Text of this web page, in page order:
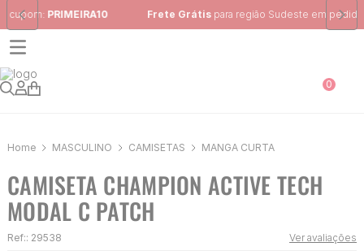
Frete Grátispara região Sudeste em pedidos acima de R$ 399,00
0
MASCULINO CAMISETAS MANGA CURTA
CAMISETA CHAMPION ACTIVE TECH
MODAL C PATCH
Ref:: 29538 Ver avaliações